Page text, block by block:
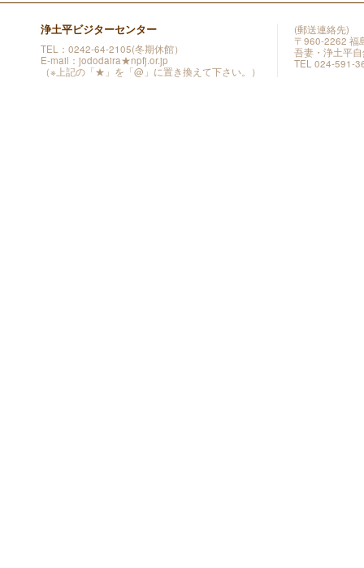
浄土平ビジターセンター
TEL：0242-64-2105(冬期休館）
E-mail：jododaira★npfj.or.jp
（※上記の「★」を「@」に置き換えて下さい。）
(郵送連絡先)
〒960-2262 福
吾妻・浄土平
TEL 024-591-